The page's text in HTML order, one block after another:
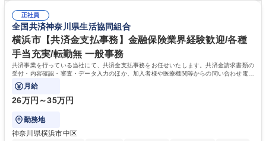
のOJTで業務を習得可能、未経験でもしっかりサポート 学歴・資格 学
歴：大学院 大学 高専 短大 語学力： 資格：
正社員
全国共済神奈川県生活協同組合
横浜市【共済金支払事務】金融保険業界経験歓迎/各種
手当充実/転勤無 一般事務
共済事業を行っている当社にて、共済金支払事務をお任せいたします。共済金請求書類の
受付・内容確認・審査・データ入力のほか、加入者様や医療機関等からの問い合わせ電話
対応や書類発送等を担当します。
月給
26万円～35万円
勤務地
神奈川県横浜市中区